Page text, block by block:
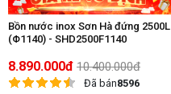
Bồn nước inox Sơn Hà đứng 2500L
(Φ1140) - SHD2500F1140
8.890.000đ 10.400.000đ
Đã bán8596